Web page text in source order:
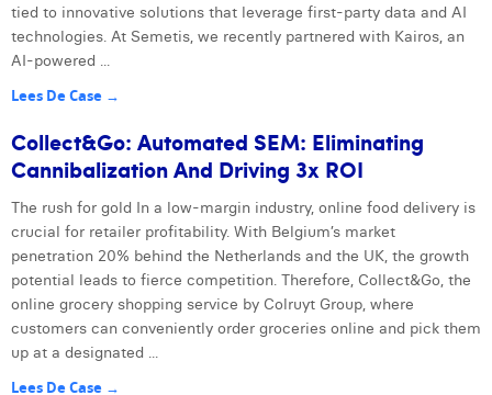
tied to innovative solutions that leverage first-party data and AI
technologies. At Semetis, we recently partnered with Kairos, an
AI-powered ...
Lees De Case →
Collect&Go: Automated SEM: Eliminating
Cannibalization And Driving 3x ROI
The rush for gold In a low-margin industry, online food delivery is
crucial for retailer profitability. With Belgium’s market
penetration 20% behind the Netherlands and the UK, the growth
potential leads to fierce competition. Therefore, Collect&Go, the
online grocery shopping service by Colruyt Group, where
customers can conveniently order groceries online and pick them
up at a designated ...
Lees De Case →